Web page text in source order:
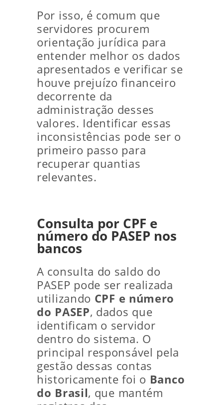
Por isso, é comum que
servidores procurem
orientação jurídica para
entender melhor os dados
apresentados e verificar se
houve prejuízo financeiro
decorrente da
administração desses
valores. Identificar essas
inconsistências pode ser o
primeiro passo para
recuperar quantias
relevantes.
Consulta por CPF e
número do PASEP nos
bancos
A consulta do saldo do
PASEP pode ser realizada
utilizando CPF e número
do PASEP, dados que
identificam o servidor
dentro do sistema. O
principal responsável pela
gestão dessas contas
historicamente foi o Banco
do Brasil, que mantém